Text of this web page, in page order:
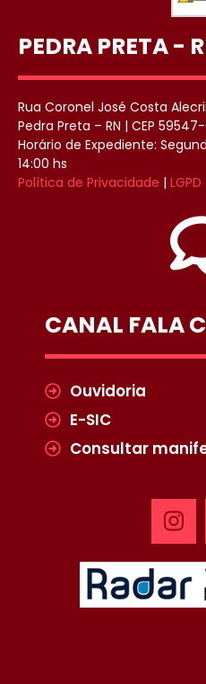
PEDRA PRETA -
Rua Coronel José Costa
Pedra Preta – RN | CEP
Horário de Expediente:
14:00 hs
Política de Privacidade | LGPD
CANAL FALA
Ouvidoria
E-SIC
Consultar